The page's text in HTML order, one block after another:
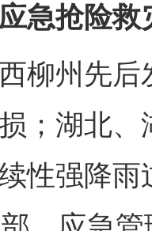
急抢险救
州先后
；湖北
性强降